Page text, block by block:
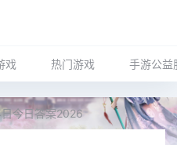
戏 热门游戏 手游公益
今日答案2026